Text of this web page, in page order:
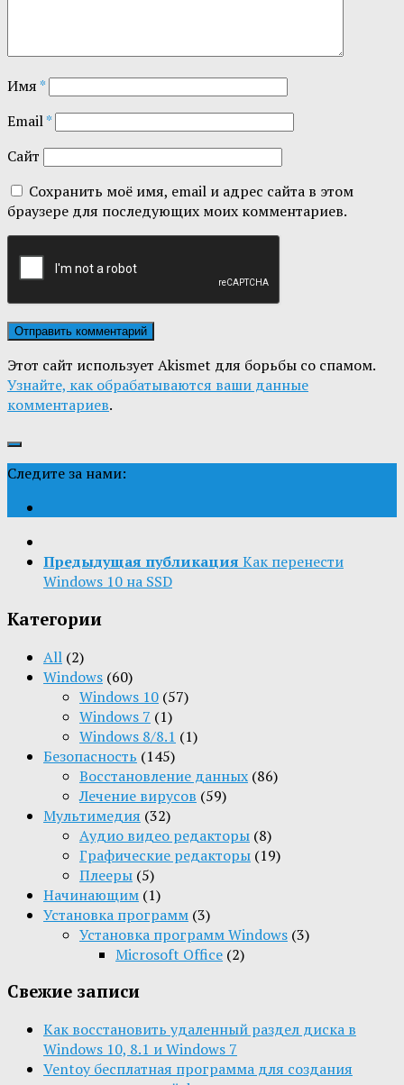
Имя*
Email*
Сайт
Сохранить моё имя, email и адрес сайта в этом
браузере для последующих моих комментариев.
Этот сайт использует Akismet для борьбы со спамом.
Узнайте, как обрабатываются ваши данные
комментариев.
Следите за нами:
Предыдущая публикация Как перенести
Windows 10 на SSD
Категории
All (2)
Windows (60)
Windows 10 (57)
Windows 7 (1)
Windows 8/8.1 (1)
Безопасность (145)
Восстановление данных (86)
Лечение вирусов (59)
Мультимедия (32)
Aудио видео редакторы (8)
Графические редакторы (19)
Плееры (5)
Начинающим (1)
Установка программ (3)
Установка программ Windows (3)
Microsoft Office (2)
Свежие записи
Как восстановить удаленный раздел диска в
Windows 10, 8.1 и Windows 7
Ventoy бесплатная программа для создания